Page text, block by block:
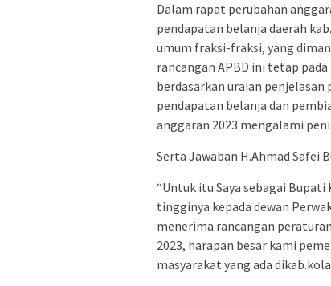
Dalam rapat perubahan
pendapatan belanja daerah
umum fraksi-fraksi, yang
rancangan APBD ini tetap
berdasarkan uraian penjelasan
pendapatan belanja dan
anggaran 2023 mengalami
Serta Jawaban H.Ahmad
“Untuk itu Saya sebagai
tingginya kepada dewan
menerima rancangan
2023, harapan besar kami
masyarakat yang ada